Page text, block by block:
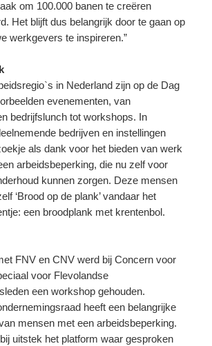
om 100.000 banen te creëren
Het blijft dus belangrijk door te gaan op
werkgevers te inspireren.”
in Nederland zijn op de Dag
evenementen, van
bedrijfslunch tot workshops. In
bedrijven en instellingen
als dank voor het bieden van werk
arbeidsbeperking, die nu zelf voor
kunnen zorgen. Deze mensen
‘Brood op de plank’ vandaar het
een broodplank met krentenbol.
FNV en CNV werd bij Concern voor
voor Flevolandse
een workshop gehouden.
heeft een belangrijke
mensen met een arbeidsbeperking.
uitstek het platform waar gesproken